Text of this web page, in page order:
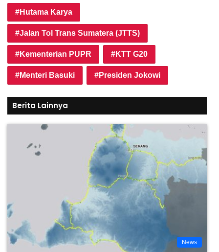
Hutama Karya
Jalan Tol Trans Sumatera (JTTS)
Kementerian PUPR KTT G20
Menteri Basuki Presiden Jokowi
Berita Lainnya
News